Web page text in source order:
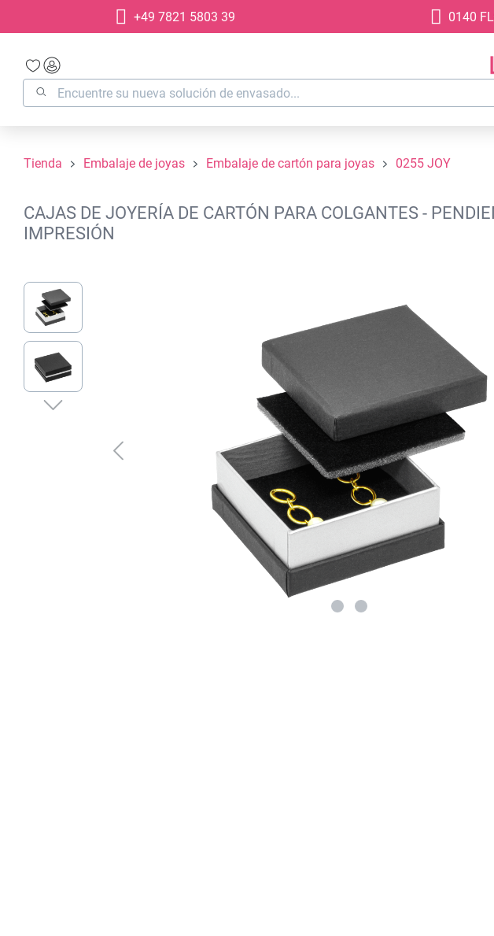
Saltar a la navegación principal
+49 7821 5803 39 0140
Tienda Embalaje de joyas Embalaje de cartón para joyas 0255 JOY
CAJAS DE JOYERÍA DE CARTÓN PARA COLGANTES -
IMPRESIÓN
Omitir galería de imágenes